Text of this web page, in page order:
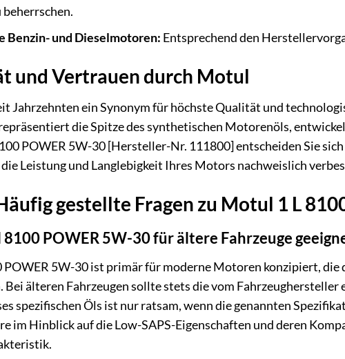
beherrschen.
Benzin- und Dieselmotoren: Entsprechend den
und Vertrauen durch Motul
Jahrzehnten ein Synonym für höchste Qualität und
die Spitze des synthetischen Motorenöls,
POWER 5W-30 [Hersteller-Nr. 111800] entscheiden Sie
Leistung und Langlebigkeit Ihres Motors nachweislich
gestellte Fragen zu Motul 1 L
POWER 5W-30 für ältere Fahrzeuge
5W-30 ist primär für moderne Motoren konzipiert, die
Bei älteren Fahrzeugen sollte stets die vom
spezifischen Öls ist nur ratsam, wenn die genannten
im Hinblick auf die Low-SAPS-Eigenschaften und deren